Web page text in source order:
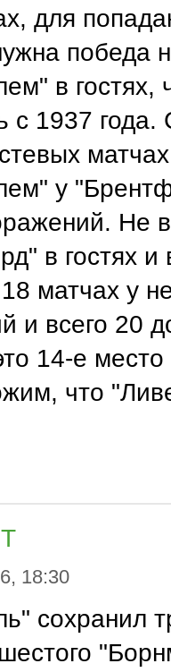
для
победа
в гостях,
с 1937 года.
у
Не
в гостях и
матчах у
и всего 20
14-е
что
18:30
сохранил